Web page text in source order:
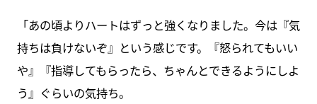
「あの頃よりハートはずっと強くなりました。今は『気
持ちは負けないぞ』という感じです。『怒られてもいい
や』『指導してもらったら、ちゃんとできるようにしよ
う』ぐらいの気持ち。